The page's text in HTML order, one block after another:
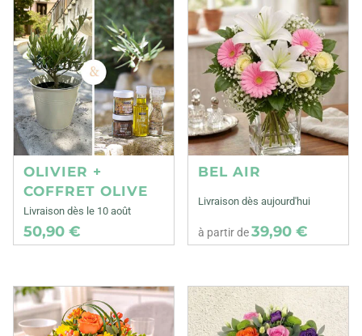
OLIVIER +
COFFRET OLIVE
Livraison dès le 10 août
50,90 €
BEL AIR
Livraison dès aujourd'hui
à partir de39,90 €